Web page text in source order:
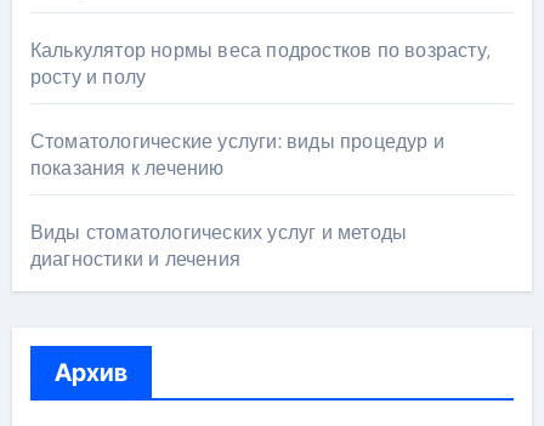
Калькулятор нормы веса подростков по возрасту,
росту и полу
Стоматологические услуги: виды процедур и
показания к лечению
Виды стоматологических услуг и методы
диагностики и лечения
Архив